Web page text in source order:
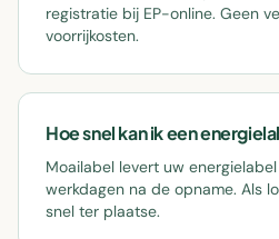
registratie bij EP-online. Geen
voorrijkosten.
Hoe snel kan ik een
Moailabel levert uw
werkdagen na de opname. Als
snel ter plaatse.